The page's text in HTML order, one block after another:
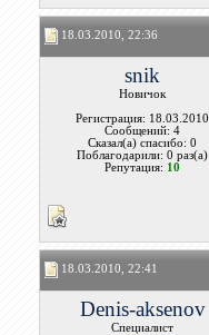
18.03.2010, 22:36
snik
Новичок
Регистрация: 18.03.2010
Сообщений: 4
Сказал(а) спасибо: 0
Поблагодарили: 0 раз(а)
Репутация: 10
18.03.2010, 22:41
Denis-aksenov
Специалист